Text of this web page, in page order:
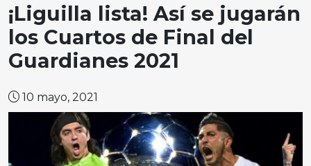
¡Liguilla lista! Así se jugarán
los Cuartos de Final del
Guardianes 2021
10 mayo, 2021